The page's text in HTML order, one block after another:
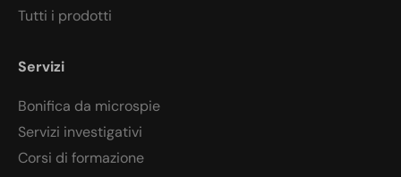
Tutti i prodotti
Servizi
Bonifica da microspie
Servizi investigativi
Corsi di formazione